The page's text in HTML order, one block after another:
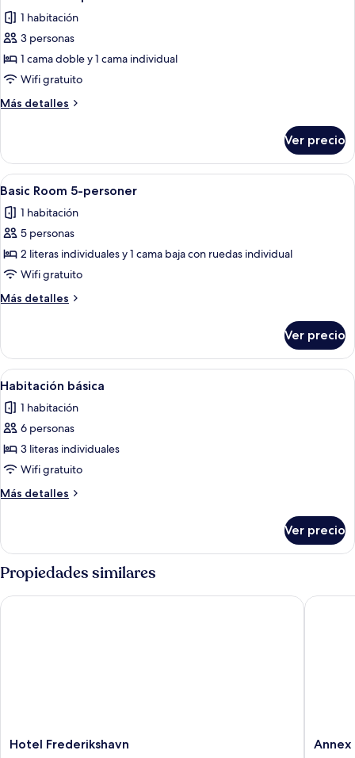
todas
las
fotos
de
Habitación
triple
Deluxe
1 habitación
3 personas
1 cama doble y 1 cama individual
Wifi gratuito
Más detalles
Más
triple
Deluxe
Ver precio
Abrir
todas
las
fotos
de
Basic
Room
5-
Un dormitorio con literas, un
9
Basic Room 5-personer
1 habitación
5 personas
2 literas individuales y 1 cama baja con ruedas individual
Wifi gratuito
Más detalles
Más
Room
5-
personer
Ver precio
Abrir
todas
las
fotos
de
Habitación
básica
Un dormitorio con literas, un
9
Habitación básica
1 habitación
6 personas
3 literas individuales
Wifi gratuito
Más detalles
Más
básica
Ver precio
Propiedades similares
Hotel
Hotel Frederikshavn
Hotel Frederikshavn
Annex
Annex
Annex